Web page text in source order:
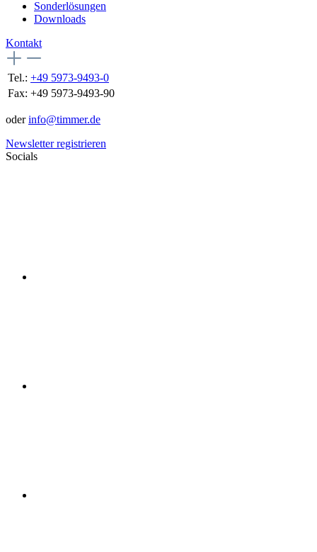
Sonderlösungen
Downloads
Kontakt
Tel.: +49 5973-9493-0
Fax: +49 5973-9493-90
oderinfo@timmer.de
Newsletter registrieren
Socials